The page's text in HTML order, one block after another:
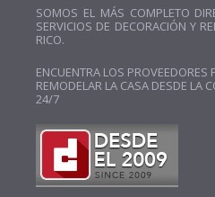
SOMOS EL MÁS COMPLETO
SERVICIOS DE DECORACIÓN Y
RICO.
ENCUENTRA LOS PROVEEDORES
REMODELAR LA CASA DESDE LA
24/7